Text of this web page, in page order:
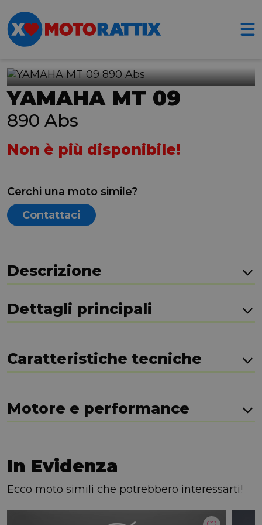
YAMAHA MT 09
890 Abs
Non è più disponibile!
Cerchi una moto simile?
Contattaci
Descrizione
Dettagli principali
Caratteristiche tecniche
Motore e performance
In Evidenza
Ecco moto simili che potrebbero interessarti!